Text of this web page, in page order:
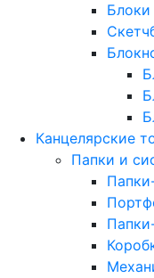
Канцелярские
Папки и